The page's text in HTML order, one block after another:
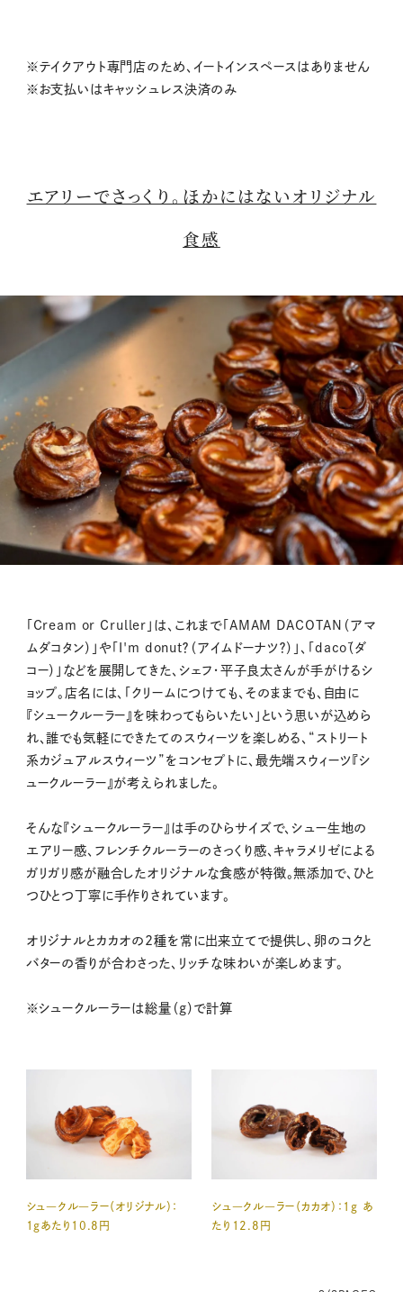
※テイクアウト専門店のため、イートインスペースはありません
※お支払いはキャッシュレス決済のみ
エアリーでさっくり。ほかにはないオリジナル
食感
「Cream or Cruller」は、これまで「AMAM DACOTAN（アマ
ムダコタン）」や「I'm donut？（アイムドーナツ？）」、「dacō（ダ
コー）」などを展開してきた、シェフ・平子良太さんが手がけるシ
ョップ。店名には、「クリームにつけても、そのままでも、自由に
『シュークルーラー』を味わってもらいたい」という思いが込めら
れ、誰でも気軽にできたてのスウィーツを楽しめる、“ストリート
系カジュアルスウィーツ”をコンセプトに、最先端スウィーツ『シ
ュークルーラー』が考えられました。
そんな『シュークルーラー』は手のひらサイズで、シュー生地の
エアリー感、フレンチクルーラーのさっくり感、キャラメリゼによる
ガリガリ感が融合したオリジナルな食感が特徴。無添加で、ひと
つひとつ丁寧に手作りされています。
オリジナルとカカオの2種を常に出来立てで提供し、卵のコクと
バターの香りが合わさった、リッチな味わいが楽しめます。
※シュークルーラーは総量（g）で計算
シュ―クル―ラー（オリジナル）：
1gあたり10.8円
シュ―クル―ラー（カカオ）：1g あ
たり12.8円